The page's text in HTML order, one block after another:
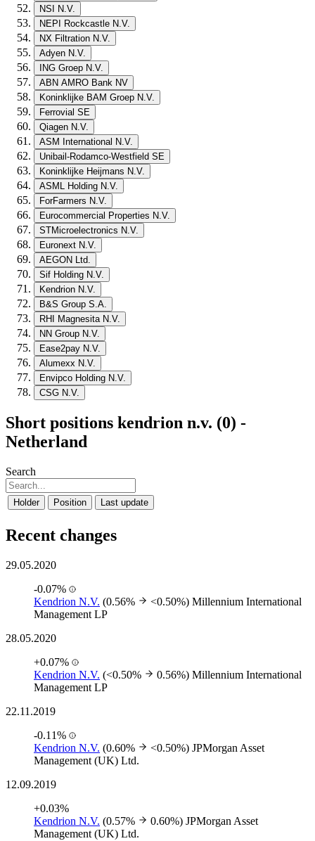
NSI N.V.
NEPI Rockcastle N.V.
NX Filtration N.V.
Adyen N.V.
ING Groep N.V.
ABN AMRO Bank NV
Koninklijke BAM Groep N.V.
Ferrovial SE
Qiagen N.V.
ASM International N.V.
Unibail-Rodamco-Westfield SE
Koninklijke Heijmans N.V.
ASML Holding N.V.
ForFarmers N.V.
Eurocommercial Properties N.V.
STMicroelectronics N.V.
Euronext N.V.
AEGON Ltd.
Sif Holding N.V.
Kendrion N.V.
B&S Group S.A.
RHI Magnesita N.V.
NN Group N.V.
Ease2pay N.V.
Alumexx N.V.
Envipco Holding N.V.
CSG N.V.
Short positions kendrion n.v. (0) -
Netherland
Search
Holder Position Last update
Recent changes
29.05.2020
-0.07%
Kendrion N.V. (0.56% <0.50%) Millennium International
Management LP
28.05.2020
+0.07%
Kendrion N.V. (<0.50% 0.56%) Millennium International
Management LP
22.11.2019
-0.11%
Kendrion N.V. (0.60% <0.50%) JPMorgan Asset
Management (UK) Ltd.
12.09.2019
+0.03%
Kendrion N.V. (0.57% 0.60%) JPMorgan Asset
Management (UK) Ltd.